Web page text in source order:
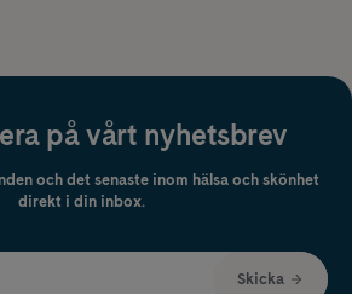
på vårt nyhetsbrev
och det senaste inom hälsa och skönhet
direkt i din inbox.
Skicka